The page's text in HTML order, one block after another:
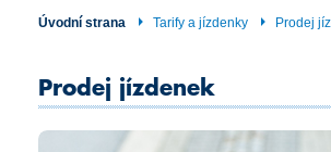
Úvodní strana Tarify a jízdenky Prodej
Prodej jízdenek